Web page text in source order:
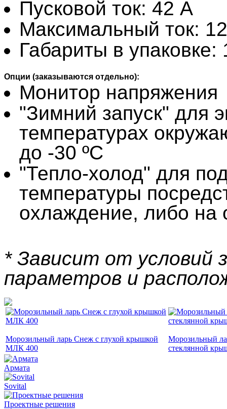
Пусковой ток: 42 А
Максимальный ток:
Габариты в
Опции (заказываются отдельно):
Монитор напряжения
"Зимний запуск" для
температурах
до -30 ºС
"Тепло-холод" для
температуры
охлаждение, либо на
* Зависит от условий
параметров и
Морозильный ларь Снеж с глухой крышкой
МЛК 400
Морозильный
стеклянной
Армата
Sovital
Проектные решения